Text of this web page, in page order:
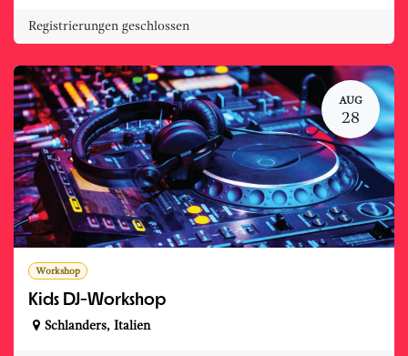
Registrierungen geschlossen
AUG
28
Workshop
Kids DJ-Workshop
Schlanders, Italien